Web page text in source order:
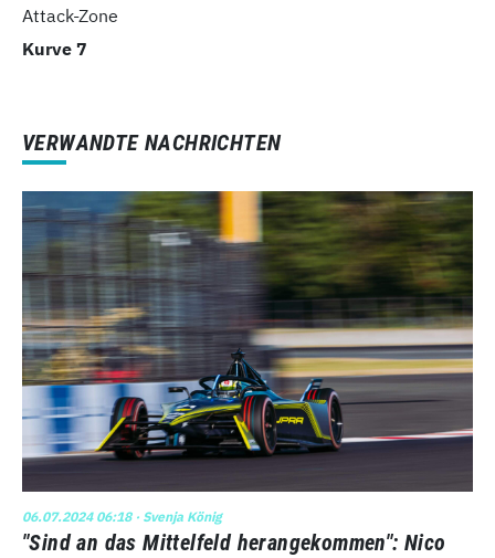
Attack-Zone
Kurve 7
VERWANDTE NACHRICHTEN
06.07.2024 06:18· Svenja König
"Sind an das Mittelfeld herangekommen": Nico